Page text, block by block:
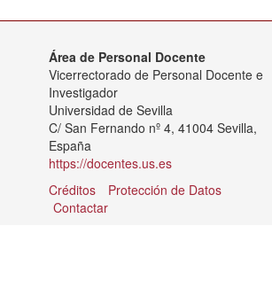
Área de Personal Docente
Vicerrectorado de Personal Docente e
Investigador
Universidad de Sevilla
C/ San Fernando nº 4, 41004 Sevilla,
España
https://docentes.us.es
Créditos
Protección de Datos
Contactar